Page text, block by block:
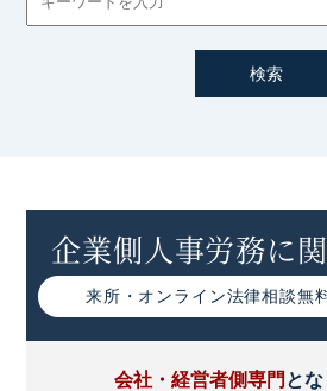
企業側人事労務に
来所・オンライン法律相談無
会社・経営者側専門 と